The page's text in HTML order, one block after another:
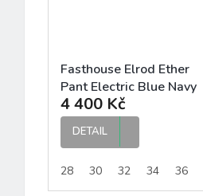
Fasthouse Elrod Ether
Pant Electric Blue Navy
MX kalhoty
4 400 Kč
DETAIL
28 30 32 34 36